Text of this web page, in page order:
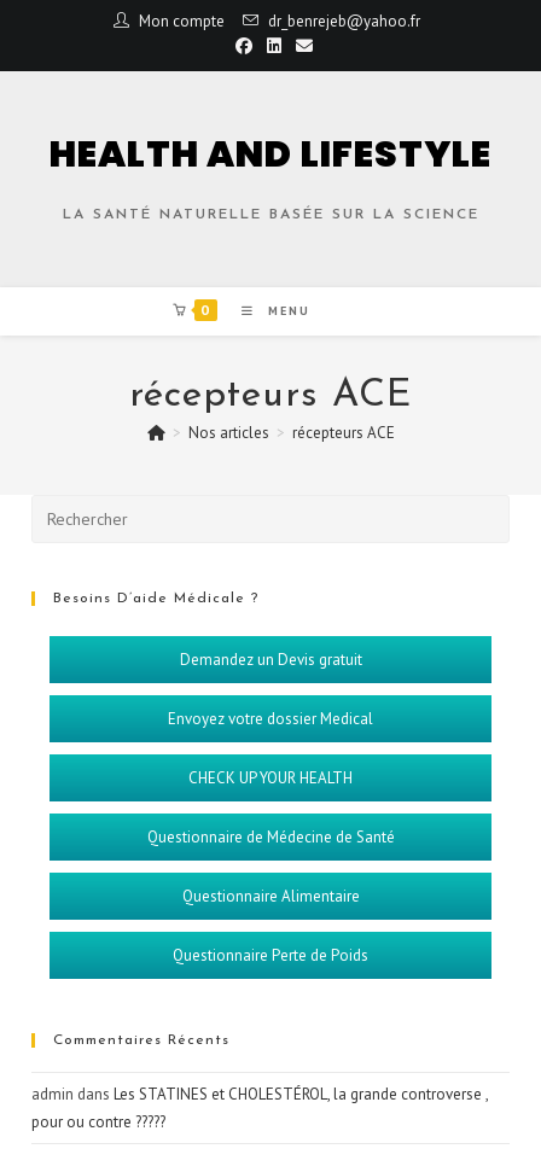
Mon compte dr_benrejeb@yahoo.fr
HEALTH AND LIFESTYLE
LA SANTÉ NATURELLE BASÉE SUR LA SCIENCE
0 MENU
récepteurs ACE
> Nos articles > récepteurs ACE
Besoins D’aide Médicale ?
Demandez un Devis gratuit
Envoyez votre dossier Medical
CHECK UP YOUR HEALTH
Questionnaire de Médecine de Santé
Questionnaire Alimentaire
Questionnaire Perte de Poids
Commentaires Récents
admin dansLes STATINES et CHOLESTÉROL, la grande controverse ,
pour ou contre ?????